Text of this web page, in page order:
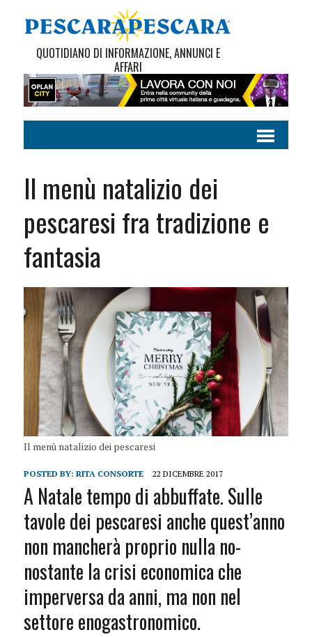
QUOTIDIANO DI INFORMAZIONE, ANNUNCI E
AFFARI
Il menù natalizio dei
pescaresi fra tradizione e
fantasia
Il menù natalizio dei pescaresi
POSTED BY: RITA CONSORTE 22 DICEMBRE 2017
A Natale tempo di abbuffate. Sulle
tavole dei pescaresi anche quest’anno
non mancherà proprio nulla no­
nostante la crisi economica che
imperversa da anni, ma non nel
settore enogastronomico.